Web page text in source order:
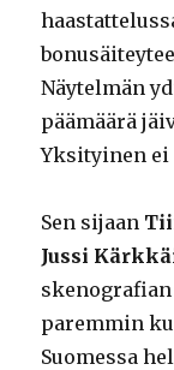
Näytelmän
päämäärä
Yksityinen
Sen sijaan
Jussi
paremmin
Suomessa